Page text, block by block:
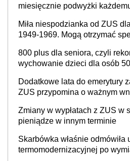
miesięcznie podwyżki
Miła niespodzianka od ZUS
1949-1969. Mogą otrzymać
800 plus dla seniora, czyli
wychowanie dzieci dla osób
Dodatkowe lata do emerytury
ZUS przypomina o ważnym
Zmiany w wypłatach z ZUS w
pieniądze w innym terminie
Skarbówka właśnie odmówiła
termomodernizacyjnej po